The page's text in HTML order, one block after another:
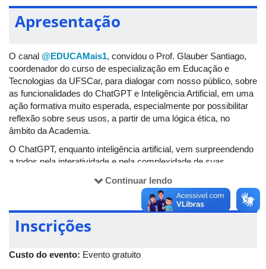
Apresentação
O canal @EDUCAMais1, convidou o Prof. Glauber Santiago,
coordenador do ​​curso de especialização em Educação e
Tecnologias da UFSCar, para dialogar com nosso público, sobre
as funcionalidades do ChatGPT e Inteligência Artificial, em uma
ação formativa muito esperada, especialmente por possibilitar
reflexão sobre seus usos, a partir de uma lógica ética, no
âmbito da Academia.
O ChatGPT, enquanto inteligência artificial, vem surpreendendo
a todos pela interatividade e pela complexidade de suas
sua pergunta, melhor será assistido por essa ferramenta virtual
Durante o webinário, o Prof. Glauber Santiago, irá tratar, ainda,
de questões éticas e de plágio que possam estar atreladas a
Não haverá necessidade de inscrição prévia, bastando, para
Continuar lendo
Inscrições
Custo do evento: Evento gratuito